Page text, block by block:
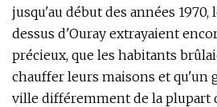
jusqu'au début des années
dessus d'Ouray extrayaient
précieux, que les habitants
chauffer leurs maisons et qu'un
ville différemment de la plupart